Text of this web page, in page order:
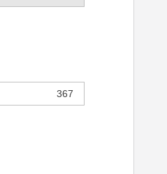
367